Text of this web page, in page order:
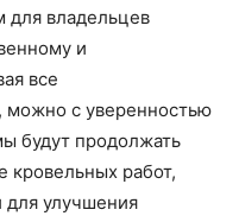
владельцев
и
все
с уверенностью
будут продолжать
кровельных работ,
для улучшения